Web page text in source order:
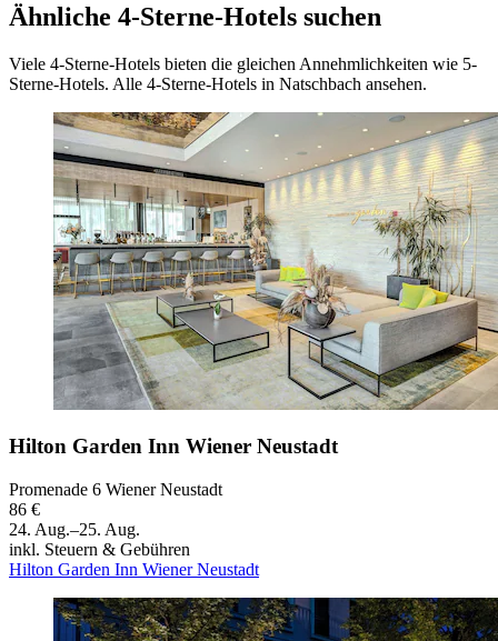
Ähnliche 4-Sterne-Hotels suchen
Viele 4-Sterne-Hotels bieten die gleichen Annehmlichkeiten wie 5-
Sterne-Hotels. Alle 4-Sterne-Hotels in Natschbach ansehen.
Hilton Garden Inn Wiener Neustadt
Promenade 6 Wiener Neustadt
86 €
24. Aug.–25. Aug.
inkl. Steuern & Gebühren
Hilton Garden Inn Wiener Neustadt